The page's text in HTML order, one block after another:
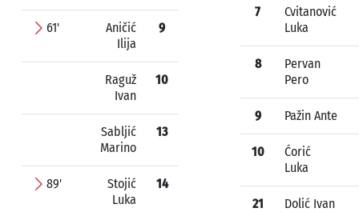
61'
Aničić
Ilija
9
Raguž
Ivan
10
Sabljić
Marino
13
89'
Stojić
Luka
14
7
Cvitanović
Luka
8
Pervan
Pero
9 Pažin Ante
10
Ćorić
Luka
21 Dolić Ivan